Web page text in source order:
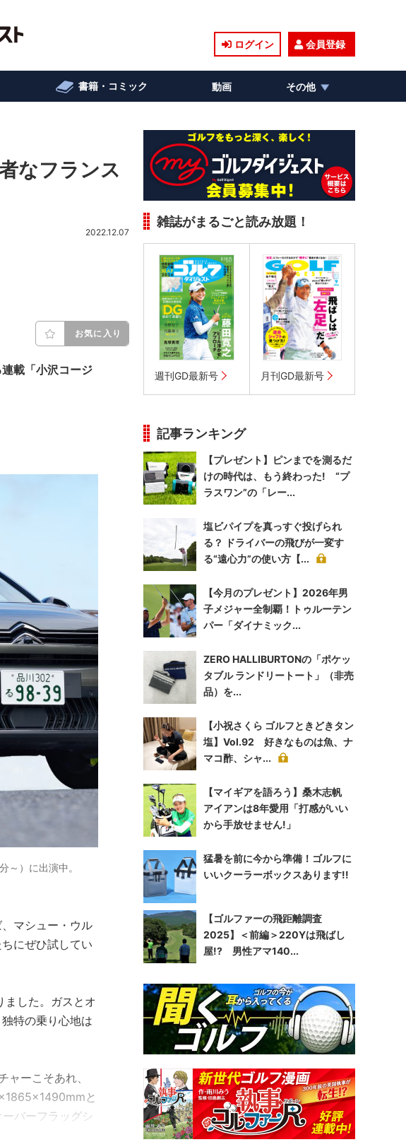
ログイン 会員登録
書籍・コミック 動画 その他
なフランス
2022.12.07
お気に入り
載「小沢コージ
～）に出演中。
マシュー・ウル
にぜひ試してい
ました。ガスとオ
特の乗り心地は
ーこそあれ、
と
バーフラッグシ
雑誌がまるごと読み放題！
週刊GD最新号 月刊GD最新号
記事ランキング
【プレゼント】ピンまでを測るだ
けの時代は、もう終わった! “プ
ラスワン”の「レー...
塩ビパイプを真っすぐ投げられ
る？ ドライバーの飛びが一変す
る“遠心力”の使い方【...
【今月のプレゼント】2026年男
子メジャー全制覇！トゥルーテン
パー「ダイナミック...
ZERO HALLIBURTONの「ポケッ
タブル ランドリートート」（非売
品）を...
【小祝さくら ゴルフときどきタン
塩】Vol.92 好きなものは魚、ナ
マコ酢、シャ...
【マイギアを語ろう】桑木志帆
アイアンは8年愛用「打感がいい
から手放せません!」
猛暑を前に今から準備！ゴルフに
いいクーラーボックスあります!!
【ゴルファーの飛距離調査
2025】＜前編＞220Yは飛ばし
屋!? 男性アマ140...